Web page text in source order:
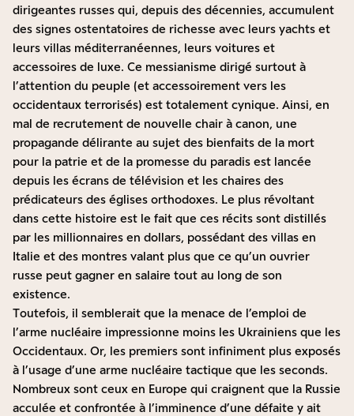
dirigeantes russes qui, depuis des décennies, accumulent
des signes ostentatoires de richesse avec leurs yachts et
leurs villas méditerranéennes, leurs voitures et
accessoires de luxe. Ce messianisme dirigé surtout à
l’attention du peuple (et accessoirement vers les
occidentaux terrorisés) est totalement cynique. Ainsi, en
mal de recrutement de nouvelle chair à canon, une
propagande délirante au sujet des bienfaits de la mort
pour la patrie et de la promesse du paradis est lancée
depuis les écrans de télévision et les chaires des
prédicateurs des églises orthodoxes. Le plus révoltant
dans cette histoire est le fait que ces récits sont distillés
par les millionnaires en dollars, possédant des villas en
Italie et des montres valant plus que ce qu’un ouvrier
russe peut gagner en salaire tout au long de son
existence.
Toutefois, il semblerait que la menace de l’emploi de
l’arme nucléaire impressionne moins les Ukrainiens que les
Occidentaux. Or, les premiers sont infiniment plus exposés
à l’usage d’une arme nucléaire tactique que les seconds.
Nombreux sont ceux en Europe qui craignent que la Russie
acculée et confrontée à l’imminence d’une défaite y ait